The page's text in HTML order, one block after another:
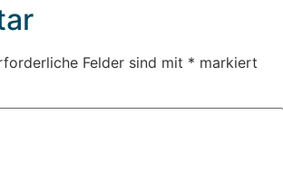
Felder sind mit * markiert